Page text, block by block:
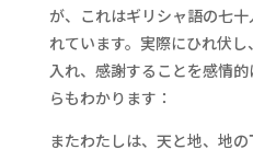
が、これはギリシャ語の七
れています。実際にひれ伏
入れ、感謝することを感情
らもわかります：
またわたしは、天と地、地